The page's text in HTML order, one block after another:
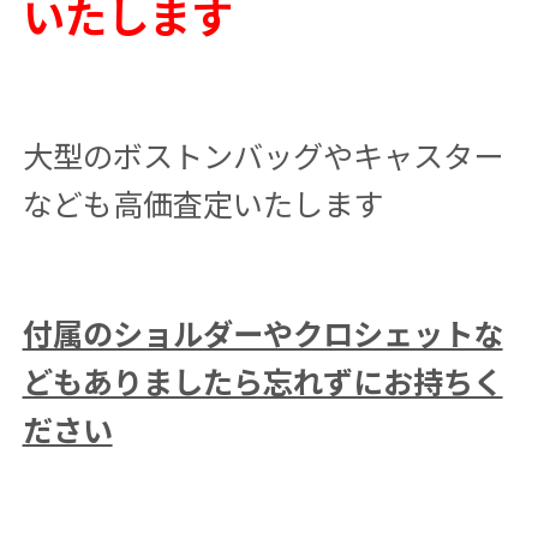
いたします
大型のボストンバッグやキャスター
なども高価査定いたします
付属のショルダーやクロシェットな
どもありましたら忘れずにお持ちく
ださい